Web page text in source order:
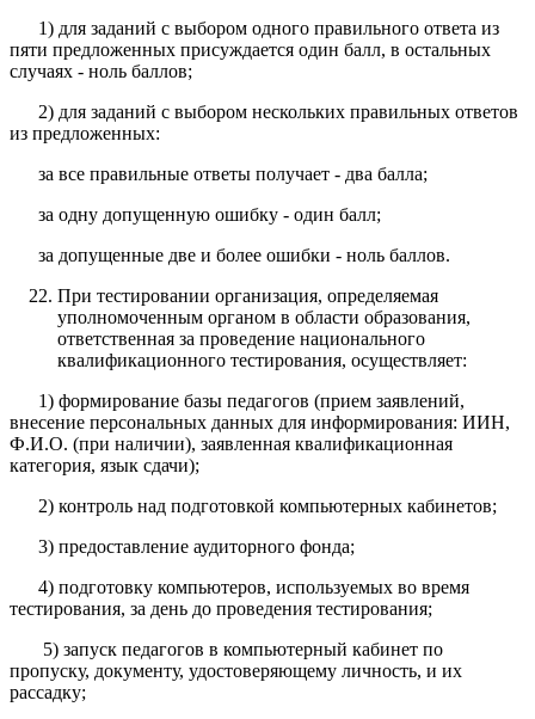
1) для заданий с выбором одного правильного ответа из
пяти предложенных присуждается один балл, в остальных
случаях - ноль баллов;
2) для заданий с выбором нескольких правильных ответов
из предложенных:
за все правильные ответы получает - два балла;
за одну допущенную ошибку - один балл;
за допущенные две и более ошибки - ноль баллов.
При тестировании организация, определяемая
уполномоченным органом в области образования,
ответственная за проведение национального
квалификационного тестирования, осуществляет:
1) формирование базы педагогов (прием заявлений,
внесение персональных данных для информирования: ИИН,
Ф.И.О. (при наличии), заявленная квалификационная
категория, язык сдачи);
2) контроль над подготовкой компьютерных кабинетов;
3) предоставление аудиторного фонда;
4) подготовку компьютеров, используемых во время
тестирования, за день до проведения тестирования;
5) запуск педагогов в компьютерный кабинет по
пропуску, документу, удостоверяющему личность, и их
рассадку;